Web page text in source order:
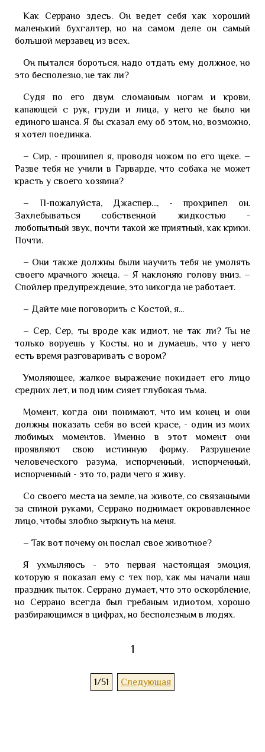
Как Серрано здесь. Он ведет себя как хороший
маленький бухгалтер, но на самом деле он самый
большой мерзавец из всех.
Он пытался бороться, надо отдать ему должное, но
это бесполезно, не так ли?
Судя по его двум сломанным ногам и крови,
капающей с рук, груди и лица, у него не было ни
единого шанса. Я бы сказал ему об этом, но, возможно,
я хотел поединка.
– Сир, - прошипел я, проводя ножом по его щеке. –
Разве тебя не учили в Гарварде, что собака не может
красть у своего хозяина?
– П-пожалуйста, Джаспер..., - прохрипел он.
Захлебываться собственной жидкостью -
любопытный звук, почти такой же приятный, как крики.
Почти.
– Они также должны были научить тебя не умолять
своего мрачного жнеца. – Я наклоняю голову вниз. –
Спойлер предупреждение, это никогда не работает.
– Дайте мне поговорить с Костой, я...
– Сер, Сер, ты вроде как идиот, не так ли? Ты не
только воруешь у Косты, но и думаешь, что у него
есть время разговаривать с вором?
Умоляющее, жалкое выражение покидает его лицо
средних лет, и под ним сияет глубокая тьма.
Момент, когда они понимают, что им конец и они
должны показать себя во всей красе, - один из моих
любимых моментов. Именно в этот момент они
проявляют свою истинную форму. Разрушение
человеческого разума, испорченный, испорченный,
испорченный - это то, ради чего я живу.
Со своего места на земле, на животе, со связанными
за спиной руками, Серрано поднимает окровавленное
лицо, чтобы злобно зыркнуть на меня.
– Так вот почему он послал свое животное?
Я ухмыляюсь - это первая настоящая эмоция,
которую я показал ему с тех пор, как мы начали наш
праздник пыток. Серрано думает, что это оскорбление,
но Серрано всегда был гребаным идиотом, хорошо
разбирающимся в цифрах, но бесполезным в людях.
1
1/51 Следующая